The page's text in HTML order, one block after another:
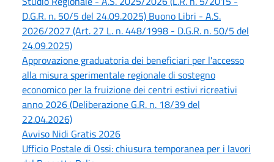
D.G.R. n. 50/5 del 24.09.2025) Buono Libri - A.S.
2026/2027 (Art. 27 L. n. 448/1998 - D.G.R. n. 50/5 del
24.09.2025)
Approvazione graduatoria dei beneficiari per l'accesso
alla misura sperimentale regionale di sostegno
economico per la fruizione dei centri estivi ricreativi
anno 2026 (Deliberazione G.R. n. 18/39 del
22.04.2026)
Avviso Nidi Gratis 2026
Ufficio Postale di Ossi: chiusura temporanea per i lavori